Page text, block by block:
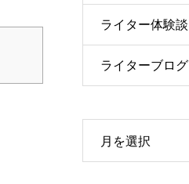
ライター体験談
ライターブログ
月を選択